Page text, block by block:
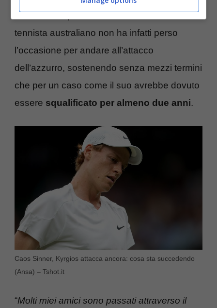
aver nulla di personale contro l’azzurro, il
tennista australiano non ha infatti perso
l’occasione per andare all’attacco
dell’azzurro, sostenendo senza mezzi termini
che per un caso come il suo avrebbe dovuto
essere squalificato per almeno due anni.
Caos Sinner, Kyrgios attacca ancora: cosa sta succedendo
(Ansa) – Tshot.it
“Molti miei amici sono passati attraverso il